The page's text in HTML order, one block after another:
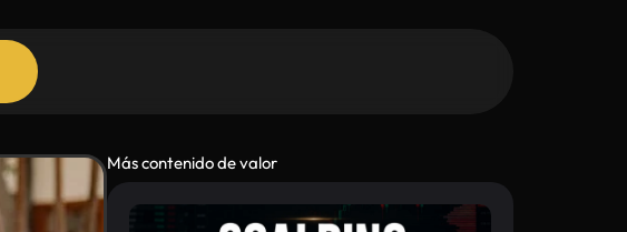
Más contenido de valor